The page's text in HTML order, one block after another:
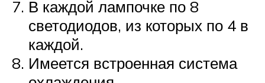
В каждой лампочке по 8
светодиодов, из которых по 4 в
каждой.
Имеется встроенная система